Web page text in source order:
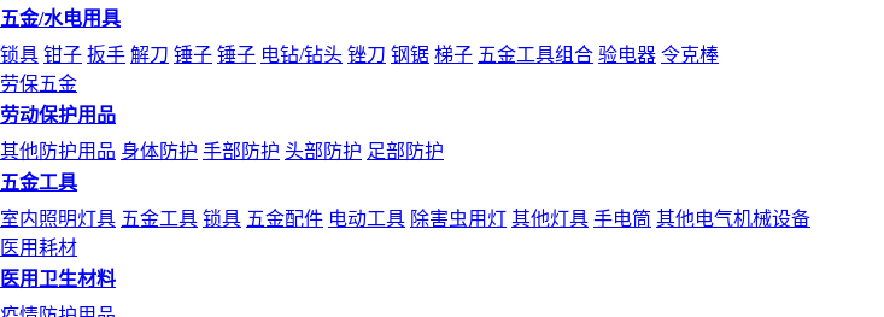
五金/水电用具
锁具 钳子 扳手 解刀 锤子 锤子 电钻/钻头 锉刀 钢锯 梯子 五金工具组合 验电器 令克棒
劳保五金
劳动保护用品
其他防护用品 身体防护 手部防护 头部防护 足部防护
五金工具
室内照明灯具 五金工具 锁具 五金配件 电动工具 除害虫用灯 其他灯具 手电筒 其他电气机械设备
医用耗材
医用卫生材料